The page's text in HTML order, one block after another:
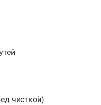
чисткой)